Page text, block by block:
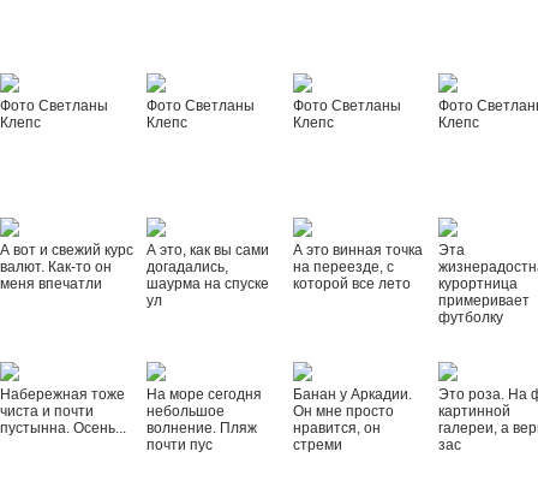
Фото Светланы
Клепс
Фото Светланы
Клепс
Фото Светланы
Клепс
Фото
Клепс
А вот и свежий курс
валют. Как-то он
меня впечатли
А это, как вы сами
догадались,
шаурма на спуске
ул
А это винная точка
на переезде, с
которой все лето
Эта
курортница
примеривает
футболку
Набережная тоже
чиста и почти
пустынна. Осень...
На море сегодня
небольшое
волнение. Пляж
почти пус
Банан у Аркадии.
Он мне просто
нравится, он
стреми
Это роза. На
картинной
галереи, а
зас